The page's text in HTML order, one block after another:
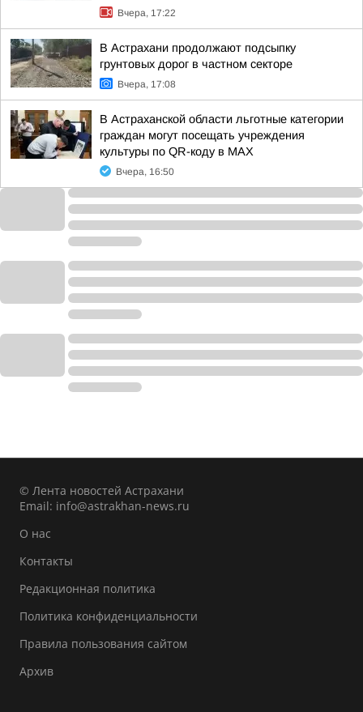
Вчера, 17:22
В Астрахани продолжают подсыпку
грунтовых дорог в частном секторе
Вчера, 17:08
В Астраханской области льготные категории
граждан могут посещать учреждения
культуры по QR-коду в МАХ
Вчера, 16:50
© Лента новостей Астрахани
Email: info@astrakhan-news.ru
О нас
Контакты
Редакционная политика
Политика конфиденциальности
Правила пользования сайтом
Архив